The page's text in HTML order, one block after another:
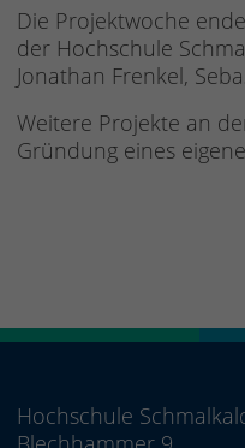
Die Projektwoche
der Hochschule
Jonathan Frenkel,
Weitere Projekte an
Gründung eines
Hochschule